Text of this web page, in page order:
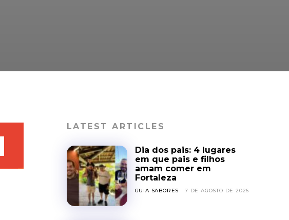
LATEST ARTICLES
Dia dos pais: 4 lugares
em que pais e filhos
amam comer em
Fortaleza
GUIA SABORES 7 DE AGOSTO DE 2026